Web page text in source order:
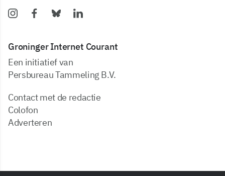
Groninger Internet Courant
Een initiatief van
Persbureau Tammeling B.V.
Contact met de redactie
Colofon
Adverteren